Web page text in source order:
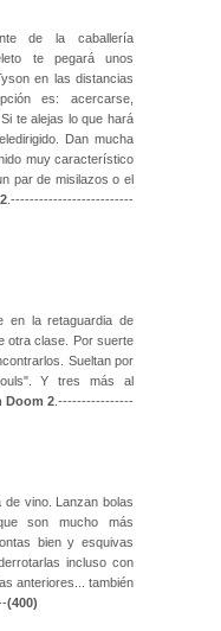
de la caballería
te pegará unos
en las distancias
es: acercarse,
te alejas lo que hará
Dan mucha
muy característico
par de misilazos o el
.--------------------------
en la retaguardia de
otra clase. Por suerte
Sueltan por
Y tres más al
Doom 2 .----------------
vino. Lanzan bolas
son mucho más
bien y esquivas
incluso con
anteriores... también
(400)